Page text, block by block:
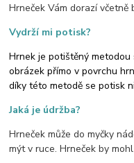
Hrneček Vám dorazí včetně
Vydrží mi potisk?
Hrnek je potištěný
obrázek přímo v povrchu
díky této metodě se potisk
Jaká je údržba?
Hrneček může do myčky
mýt v ruce. Hrneček by